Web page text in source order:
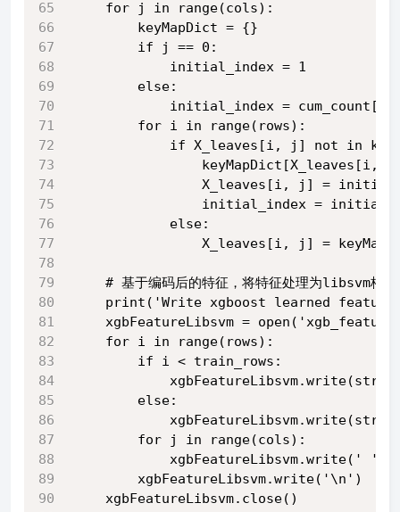
    for j in range(cols):
        keyMapDict = {}
        if j == 0:
            initial_index = 1
        else:
initial_index =
        for i in range(rows):
if X_leaves[i, j] not in
keyMapDict[X_leaves[i,
X_leaves[i, j] =
initial_index =
            else:
X_leaves[i, j] =
# 基于编码后的特征，将特征处理为libsvm格式
print('Write xgboost learned
xgbFeatureLibsvm =
    for i in range(rows):
        if i < train_rows:
        else:
        for j in range(cols):
xgbFeatureLibsvm.write('
        xgbFeatureLibsvm.write('\n')
    xgbFeatureLibsvm.close()